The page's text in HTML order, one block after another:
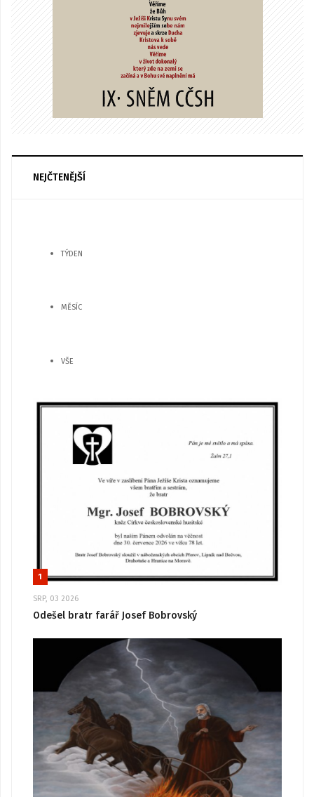
NEJČTENĚJŠÍ
TÝDEN
MĚSÍC
VŠE
1
SRP, 03 2026
Odešel bratr farář Josef Bobrovský